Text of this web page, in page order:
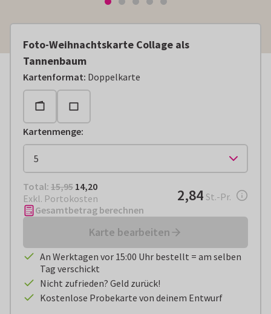
Foto-Weihnachtskarte Collage als
Tannenbaum
Kartenformat: Doppelkarte
Kartenmenge:
Total: € 14,20
Total: 15,95 14,20
Exkl. Portokosten
€ 2,84pro Stück
2,84 St.-Pr.
Gesamtbetrag berechnen
Karte bearbeiten
An Werktagen vor 15:00 Uhr bestellt = am selben
Tag verschickt
Nicht zufrieden? Geld zurück!
Kostenlose Probekarte von deinem Entwurf